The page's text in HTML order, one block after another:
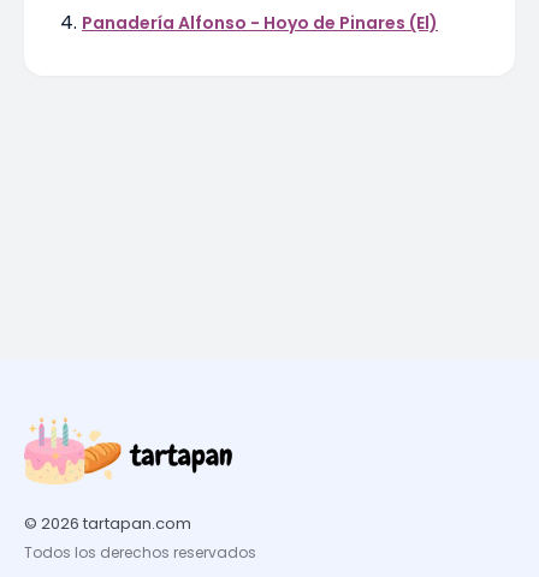
Panadería Alfonso - Hoyo de Pinares (El)
© 2026 tartapan.com
Todos los derechos reservados